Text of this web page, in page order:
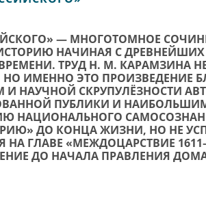
— МНОГОТОМНОЕ
НАЧИНАЯ С ДРЕВНЕЙШИХ
ТРУД Н. М. КАРАМЗИНА
ИМЕННО ЭТО ПРОИЗВЕДЕНИЕ
И НАУЧНОЙ СКРУПУЛЁЗНОСТИ
ПУБЛИКИ И
НАЦИОНАЛЬНОГО
ДО КОНЦА ЖИЗНИ, НО НЕ
ГЛАВЕ «МЕЖДОЦАРСТВИЕ
ДО НАЧАЛА ПРАВЛЕНИЯ